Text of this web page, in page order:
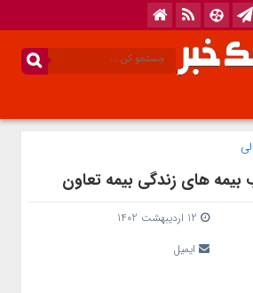
بیمه های زندگی بیمه تعاون
ایمیل